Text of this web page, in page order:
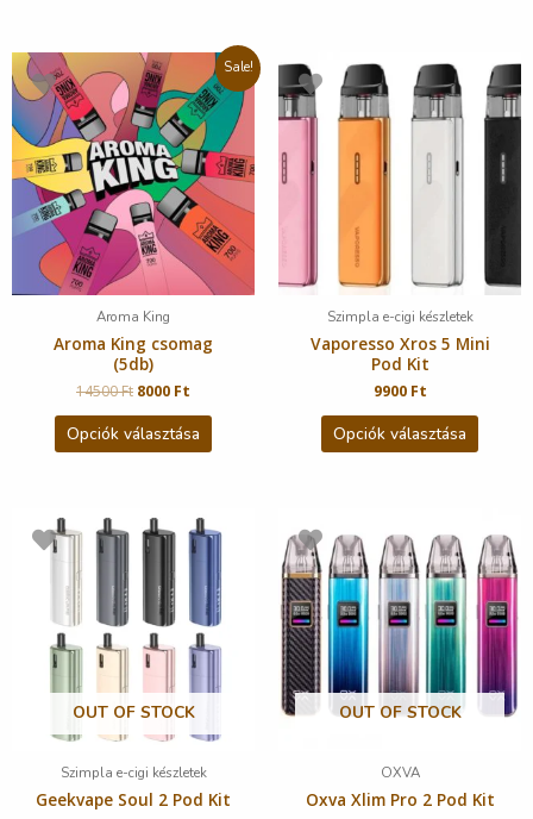
Sale!
Aroma King
Aroma King csomag
(5db)
14500Ft 8000 Ft
Opciók választása
Szimpla e-cigi készletek
Vaporesso Xros 5 Mini
Pod Kit
9900 Ft
Opciók választása
OUT OF STOCK
Szimpla e-cigi készletek
Geekvape Soul 2 Pod Kit
OUT OF STOCK
OXVA
Oxva Xlim Pro 2 Pod Kit